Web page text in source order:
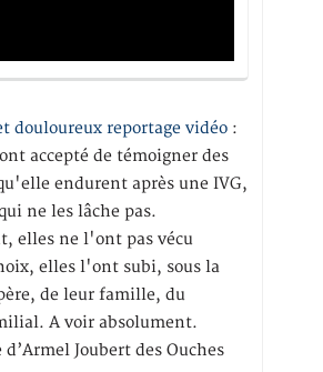
douloureux reportage vidéo :
accepté de témoigner des
endurent après une IVG,
ne les lâche pas.
elles ne l'ont pas vécu
elles l'ont subi, sous la
de leur famille, du
A voir absolument.
Joubert des Ouches